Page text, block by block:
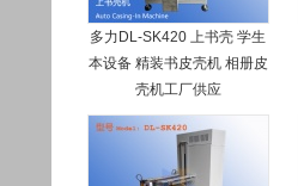
多力DL-SK420 上书壳 学生
本设备 精装书皮壳机 相册皮
壳机工厂供应